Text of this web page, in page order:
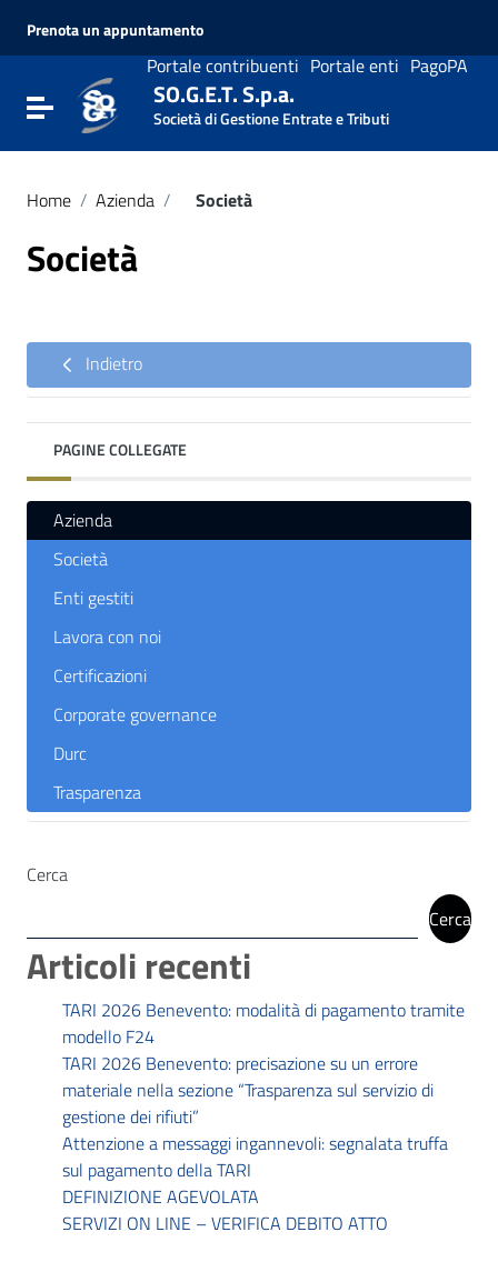
Vai al menu di navigazione
Prenota un appuntamento
Portale contribuenti Portale enti PagoPA
Attiva / disattiva la navigazione
SO.G.E.T. S.p.a.
Società di Gestione Entrate e Tributi
Home / Azienda / Società
Società
Indietro
PAGINE COLLEGATE
Azienda
Società
Enti gestiti
Lavora con noi
Certificazioni
Corporate governance
Durc
Trasparenza
Cerca
Cerca
Articoli recenti
TARI 2026 Benevento: modalità di pagamento tramite
modello F24
TARI 2026 Benevento: precisazione su un errore
materiale nella sezione “Trasparenza sul servizio di
gestione dei rifiuti”
Attenzione a messaggi ingannevoli: segnalata truffa
sul pagamento della TARI
DEFINIZIONE AGEVOLATA
SERVIZI ON LINE – VERIFICA DEBITO ATTO